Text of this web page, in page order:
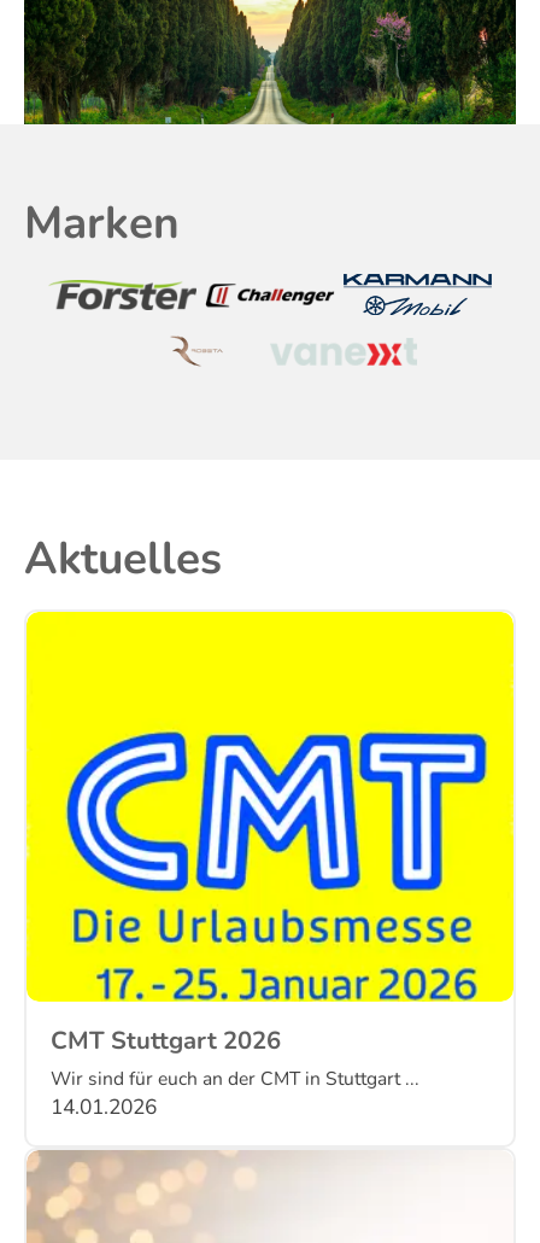
Marken
Aktuelles
CMT Stuttgart 2026
Wir sind für euch an der CMT in Stuttgart ...
14.01.2026